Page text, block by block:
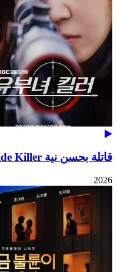
قاتلة بحسن نية A Bona Fide Killer
2026